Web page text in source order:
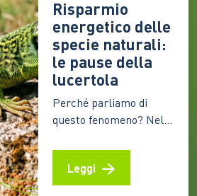
Risparmio
energetico delle
specie naturali:
le pause della
lucertola
Perché parliamo di
questo fenomeno? Nel
torpore invernale,
schiere di animali
continuano a vivere
Leggi